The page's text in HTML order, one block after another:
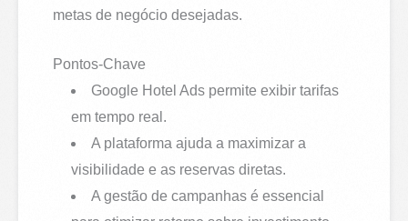
metas de negócio desejadas.
Pontos-Chave
Google Hotel Ads permite exibir tarifas
em tempo real.
A plataforma ajuda a maximizar a
visibilidade e as reservas diretas.
A gestão de campanhas é essencial